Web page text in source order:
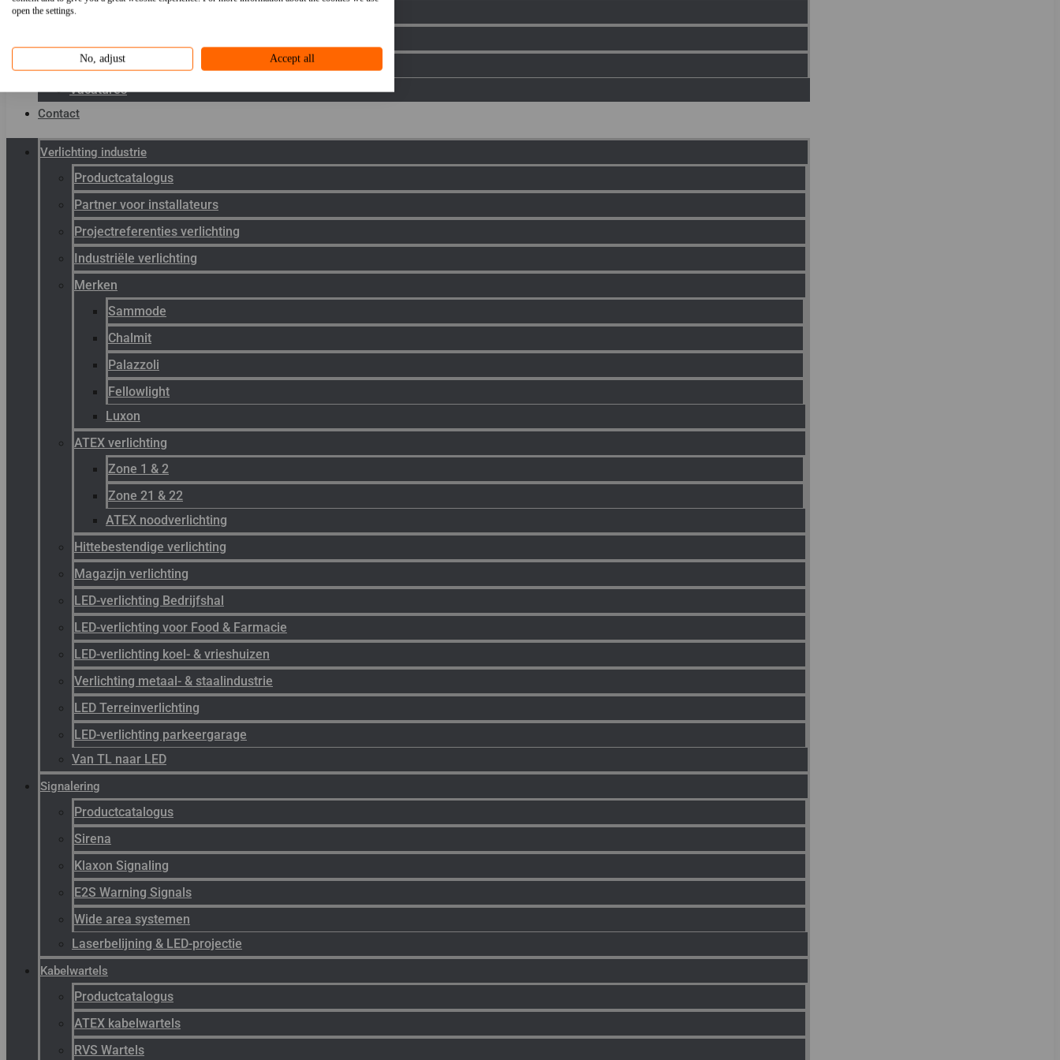
open the settings.
No, adjust Accept all
Toepassingen
Werken bij Gunneman
Vacatures
Contact
Verlichting industrie
Productcatalogus
Partner voor installateurs
Projectreferenties verlichting
Industriële verlichting
Merken
Sammode
Chalmit
Palazzoli
Fellowlight
Luxon
ATEX verlichting
Zone 1 & 2
Zone 21 & 22
ATEX noodverlichting
Hittebestendige verlichting
Magazijn verlichting
LED-verlichting Bedrijfshal
LED-verlichting voor Food & Farmacie
LED-verlichting koel- & vrieshuizen
Verlichting metaal- & staalindustrie
LED Terreinverlichting
LED-verlichting parkeergarage
Van TL naar LED
Signalering
Productcatalogus
Sirena
Klaxon Signaling
E2S Warning Signals
Wide area systemen
Laserbelijning & LED-projectie
Kabelwartels
Productcatalogus
ATEX kabelwartels
RVS Wartels